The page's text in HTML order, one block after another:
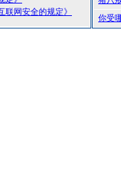
网安全的规定》
你受